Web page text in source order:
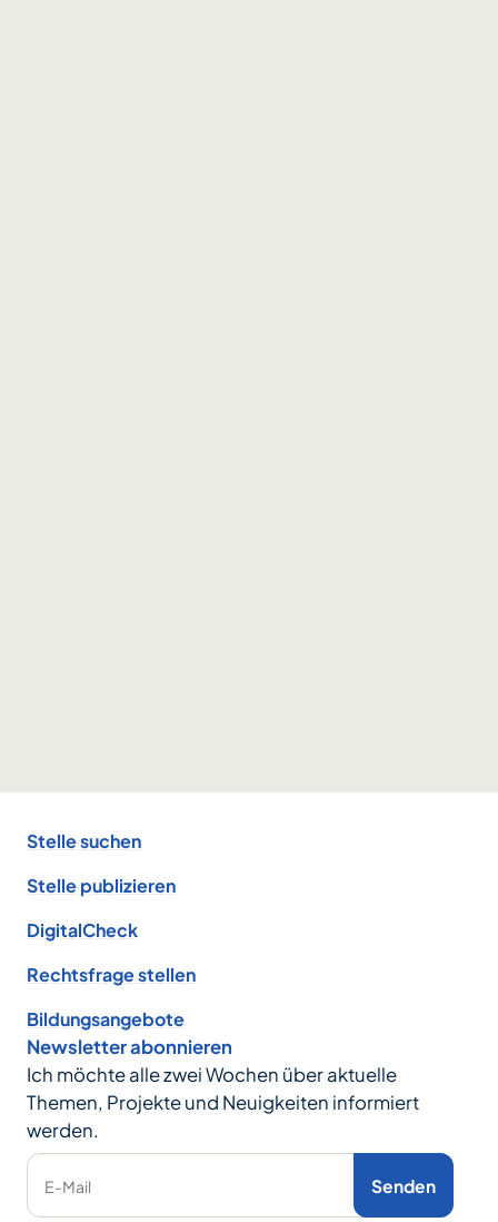
Stelle suchen
Stelle publizieren
DigitalCheck
Rechtsfrage stellen
Bildungsangebote
Newsletter abonnieren
Ich möchte alle zwei Wochen über aktuelle
Themen, Projekte und Neuigkeiten informiert
werden.
E-Mail Senden